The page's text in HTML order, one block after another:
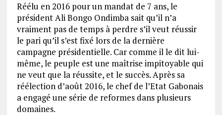
Réélu en 2016 pour un mandat de 7 ans, le
président Ali Bongo Ondimba sait qu’il n’a
vraiment pas de temps à perdre s’il veut réussir
le pari qu’il s’est fixé lors de la dernière
campagne présidentielle. Car comme il le dit lui-
même, le peuple est une maîtrise impitoyable qui
ne veut que la réussite, et le succès. Après sa
réélection d’août 2016, le chef de l’Etat Gabonais
a engagé une série de reformes dans plusieurs
domaines.